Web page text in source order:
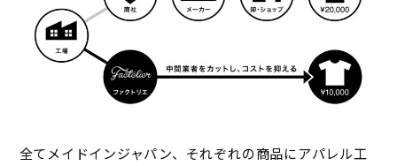
全てメイドインジャパン、それぞれの商品にアパレル工